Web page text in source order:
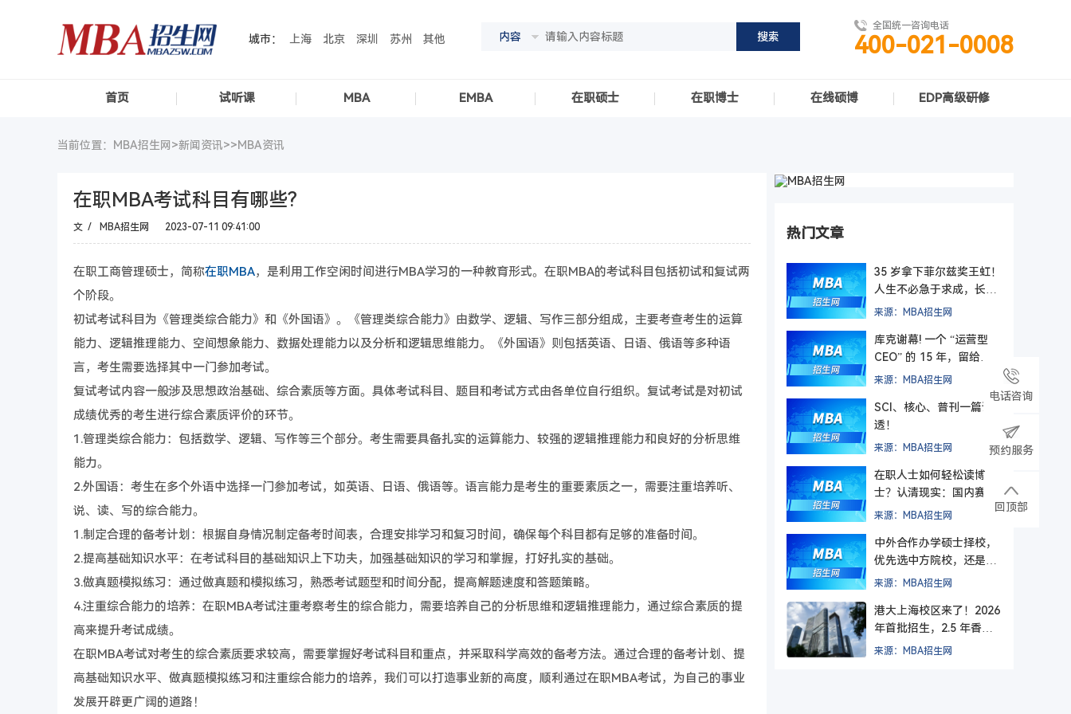
城市： 上海 北京 深圳 苏州 其他 内容
全国统一咨询电话
400-021-0008
首页 试听课 MBA EMBA 在职硕士 在职博士 在线硕博 EDP高级研修
当前位置：MBA招生网>新闻资讯>>MBA资讯
在职MBA考试科目有哪些?
文 / MBA招生网 2023-07-11 09:41:00
在职工商管理硕士，简称在职MBA，是利用工作空闲时间进行MBA学习的一种教育形式。在职MBA的考试科目包括初试和复试两
个阶段。
初试考试科目为《管理类综合能力》和《外国语》。《管理类综合能力》由数学、逻辑、写作三部分组成，主要考查考生的运算
能力、逻辑推理能力、空间想象能力、数据处理能力以及分析和逻辑思维能力。《外国语》则包括英语、日语、俄语等多种语
言，考生需要选择其中一门参加考试。
复试考试内容一般涉及思想政治基础、综合素质等方面。具体考试科目、题目和考试方式由各单位自行组织。复试考试是对初试
成绩优秀的考生进行综合素质评价的环节。
1.管理类综合能力：包括数学、逻辑、写作等三个部分。考生需要具备扎实的运算能力、较强的逻辑推理能力和良好的分析思维
能力。
2.外国语：考生在多个外语中选择一门参加考试，如英语、日语、俄语等。语言能力是考生的重要素质之一，需要注重培养听、
说、读、写的综合能力。
1.制定合理的备考计划：根据自身情况制定备考时间表，合理安排学习和复习时间，确保每个科目都有足够的准备时间。
2.提高基础知识水平：在考试科目的基础知识上下功夫，加强基础知识的学习和掌握，打好扎实的基础。
3.做真题模拟练习：通过做真题和模拟练习，熟悉考试题型和时间分配，提高解题速度和答题策略。
4.注重综合能力的培养：在职MBA考试注重考察考生的综合能力，需要培养自己的分析思维和逻辑推理能力，通过综合素质的提
高来提升考试成绩。
在职MBA考试对考生的综合素质要求较高，需要掌握好考试科目和重点，并采取科学高效的备考方法。通过合理的备考计划、提
高基础知识水平、做真题模拟练习和注重综合能力的培养，我们可以打造事业新的高度，顺利通过在职MBA考试，为自己的事业
发展开辟更广阔的道路！
热门文章
35 岁拿下菲尔兹奖王虹！
人生不必急于求成，长期
主义终有回响
来源：MBA招生网
库克谢幕! 一个 “运营型
CEO” 的 15 年，留给管
理者的最后一课
来源：MBA招生网
SCI、核心、普刊一篇讲
透！
来源：MBA招生网
在职人士如何轻松读博
士？认清现实：国内赛道
难在入学，更难毕业
来源：MBA招生网
中外合作办学硕士择校，
优先选中方院校，还是外
方院校？
来源：MBA招生网
港大上海校区来了！2026
年首批招生，2.5 年香港
+ 1.5 年上海，毕业后拿
来源：MBA招生网
电话咨询
预约服务
回顶部